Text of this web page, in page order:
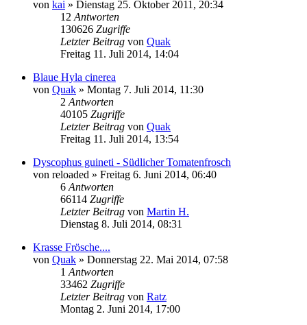
von kai » Dienstag 25. Oktober 2011, 20:34
12 Antworten
130626 Zugriffe
Letzter Beitrag von Quak
Freitag 11. Juli 2014, 14:04
Blaue Hyla cinerea
von Quak » Montag 7. Juli 2014, 11:30
2 Antworten
40105 Zugriffe
Letzter Beitrag von Quak
Freitag 11. Juli 2014, 13:54
Dyscophus guineti - Südlicher Tomatenfrosch
von reloaded » Freitag 6. Juni 2014, 06:40
6 Antworten
66114 Zugriffe
Letzter Beitrag von Martin H.
Dienstag 8. Juli 2014, 08:31
Krasse Frösche....
von Quak » Donnerstag 22. Mai 2014, 07:58
1 Antworten
33462 Zugriffe
Letzter Beitrag von Ratz
Montag 2. Juni 2014, 17:00